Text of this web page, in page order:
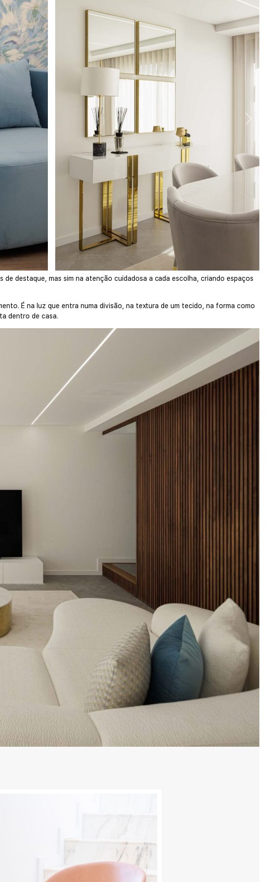
destaque, mas sim na atenção cuidadosa a cada escolha, criando espaços
É na luz que entra numa divisão, na textura de um tecido, na forma como
dentro de casa.